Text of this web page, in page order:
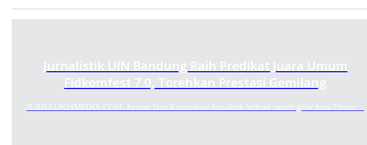
Jurnalistik UIN Bandung Raih Predikat Juara Umum
Fidkomfest 7.0, Torehkan Prestasi Gemilang
JURNALPOSMEDIA.COM- Jurusan Ilmu Komunikasi Jurnalistik berhasil meraih gelar Juara Umum…